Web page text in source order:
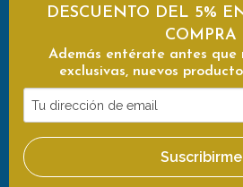
DESCUENTO DEL 5%
COMPRA
Además entérate antes
exclusivas, nuevos
Tu
dirección
de
email
Suscribirme